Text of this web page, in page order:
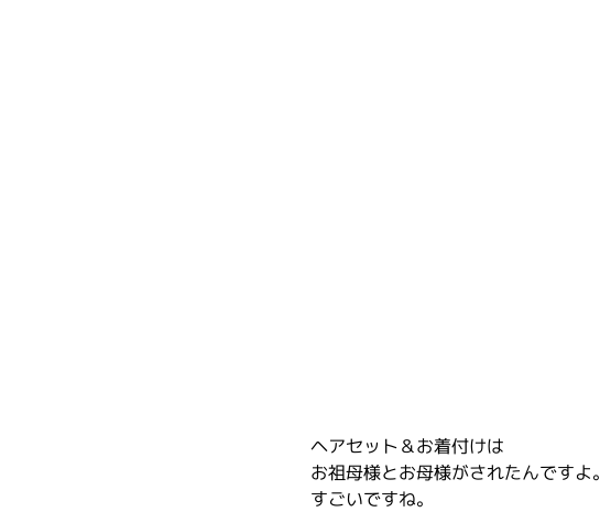
ヘアセット＆お着付けは
お祖母様とお母様がされたんですよ。
すごいですね。